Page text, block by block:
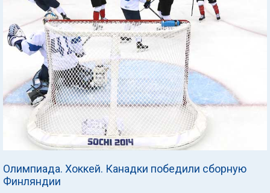
Олимпиада. Хоккей. Канадки победили сборную
Финляндии